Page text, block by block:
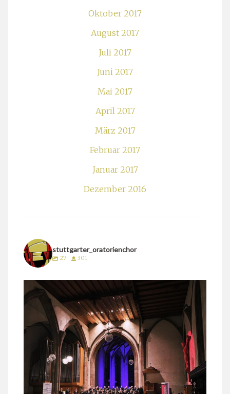
Oktober 2017
August 2017
Juli 2017
Juni 2017
Mai 2017
April 2017
März 2017
Februar 2017
Januar 2017
Dezember 2016
stuttgarter_oratorienchor
27 301
stuttgarter_oratorienchor
März 24